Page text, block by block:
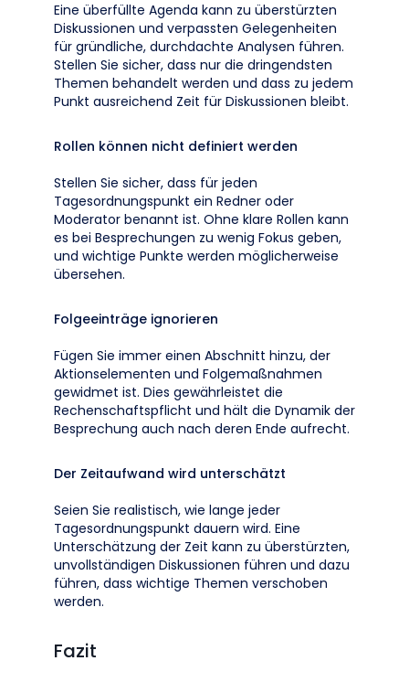
Eine überfüllte Agenda kann zu überstürzten
Diskussionen und verpassten Gelegenheiten
für gründliche, durchdachte Analysen führen.
Stellen Sie sicher, dass nur die dringendsten
Themen behandelt werden und dass zu jedem
Punkt ausreichend Zeit für Diskussionen bleibt.
Rollen können nicht definiert werden
Stellen Sie sicher, dass für jeden
Tagesordnungspunkt ein Redner oder
Moderator benannt ist. Ohne klare Rollen kann
es bei Besprechungen zu wenig Fokus geben,
und wichtige Punkte werden möglicherweise
übersehen.
Folgeeinträge ignorieren
Fügen Sie immer einen Abschnitt hinzu, der
Aktionselementen und Folgemaßnahmen
gewidmet ist. Dies gewährleistet die
Rechenschaftspflicht und hält die Dynamik der
Besprechung auch nach deren Ende aufrecht.
Der Zeitaufwand wird unterschätzt
Seien Sie realistisch, wie lange jeder
Tagesordnungspunkt dauern wird. Eine
Unterschätzung der Zeit kann zu überstürzten,
unvollständigen Diskussionen führen und dazu
führen, dass wichtige Themen verschoben
werden.
Fazit